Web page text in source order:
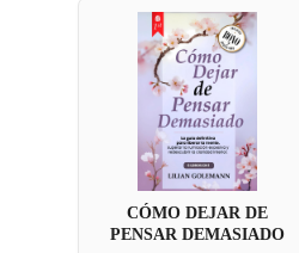
CÓMO DEJAR DE
PENSAR DEMASIADO